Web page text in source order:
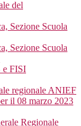
del
Sezione Scuola
Sezione Scuola
e FISI
regionale ANIEF
il 08 marzo 2023
Regionale